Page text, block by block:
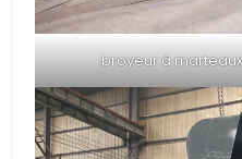
broyeur à